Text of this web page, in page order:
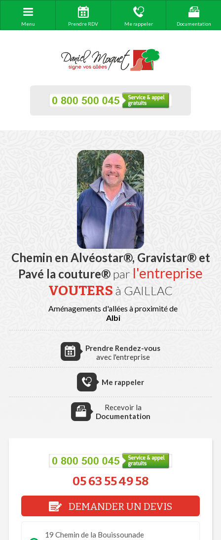
Menu Prendre RDV Me rappeler Documentation
Chemin en Alvéostar®, Gravistar® et
Pavé la couture® par l'entreprise
VOUTERS à GAILLAC
Aménagements d'allées à proximité de
Albi
Prendre Rendez-vous
avec l'entreprise
Me rappeler
Recevoir la
Documentation
05 63 55 49 58
DEMANDER UN DEVIS
19 Chemin de la Bouissounade